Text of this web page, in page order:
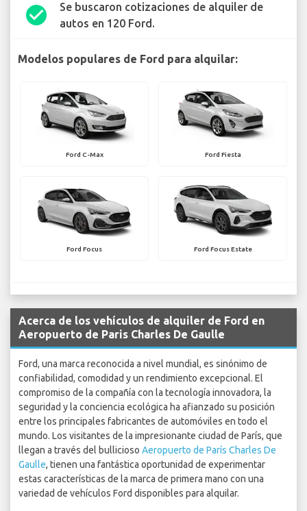
check_circle
Se buscaron cotizaciones de alquiler de
autos en 120 Ford.
Modelos populares de Ford para alquilar:
Ford C-Max Ford Fiesta
Ford Focus Ford Focus Estate
Acerca de los vehículos de alquiler de Ford en
Aeropuerto de Paris Charles De Gaulle
Ford, una marca reconocida a nivel mundial, es sinónimo de
confiabilidad, comodidad y un rendimiento excepcional. El
compromiso de la compañía con la tecnología innovadora, la
seguridad y la conciencia ecológica ha afianzado su posición
entre los principales fabricantes de automóviles en todo el
mundo. Los visitantes de la impresionante ciudad de París, que
llegan a través del bullicioso Aeropuerto de París Charles De
Gaulle, tienen una fantástica oportunidad de experimentar
estas características de la marca de primera mano con una
variedad de vehículos Ford disponibles para alquilar.